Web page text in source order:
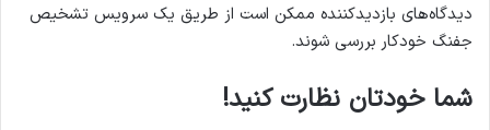
دیدگاه‌های بازدیدکننده ممکن است از طریق یک سرویس تشخیص
جفنگ خودکار بررسی شوند.
شما خودتان نظارت کنید!